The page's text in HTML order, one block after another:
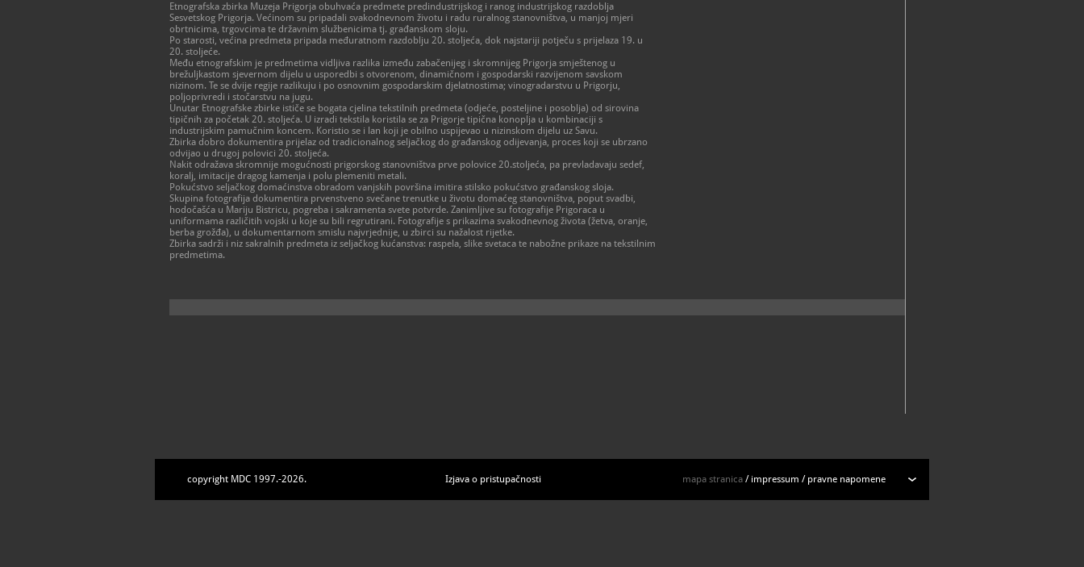
Etnografska zbirka Muzeja Prigorja obuhvaća predmete predindustrijskog i ranog industrijskog razdoblja
Sesvetskog Prigorja. Većinom su pripadali svakodnevnom životu i radu ruralnog stanovništva, u manjoj mjeri
obrtnicima, trgovcima te državnim službenicima tj. građanskom sloju.
Po starosti, većina predmeta pripada međuratnom razdoblju 20. stoljeća, dok najstariji potječu s prijelaza 19. u
20. stoljeće.
Među etnografskim je predmetima vidljiva razlika između zabačenijeg i skromnijeg Prigorja smještenog u
brežuljkastom sjevernom dijelu u usporedbi s otvorenom, dinamičnom i gospodarski razvijenom savskom
nizinom. Te se dvije regije razlikuju i po osnovnim gospodarskim djelatnostima; vinogradarstvu u Prigorju,
poljoprivredi i stočarstvu na jugu.
Unutar Etnografske zbirke ističe se bogata cjelina tekstilnih predmeta (odjeće, posteljine i posoblja) od sirovina
tipičnih za početak 20. stoljeća. U izradi tekstila koristila se za Prigorje tipična konoplja u kombinaciji s
industrijskim pamučnim koncem. Koristio se i lan koji je obilno uspijevao u nizinskom dijelu uz Savu.
Zbirka dobro dokumentira prijelaz od tradicionalnog seljačkog do građanskog odijevanja, proces koji se ubrzano
odvijao u drugoj polovici 20. stoljeća.
Nakit odražava skromnije mogućnosti prigorskog stanovništva prve polovice 20.stoljeća, pa prevladavaju sedef,
koralj, imitacije dragog kamenja i polu plemeniti metali.
Pokućstvo seljačkog domaćinstva obradom vanjskih površina imitira stilsko pokućstvo građanskog sloja.
Skupina fotografija dokumentira prvenstveno svečane trenutke u životu domaćeg stanovništva, poput svadbi,
hodočašća u Mariju Bistricu, pogreba i sakramenta svete potvrde. Zanimljive su fotografije Prigoraca u
uniformama različitih vojski u koje su bili regrutirani. Fotografije s prikazima svakodnevnog života (žetva, oranje,
berba grožđa), u dokumentarnom smislu najvrjednije, u zbirci su nažalost rijetke.
Zbirka sadrži i niz sakralnih predmeta iz seljačkog kućanstva: raspela, slike svetaca te nabožne prikaze na tekstilnim
predmetima.
copyright MDC 1997.-2026. Izjava o pristupačnosti mapa stranica / impressum / pravne napomene